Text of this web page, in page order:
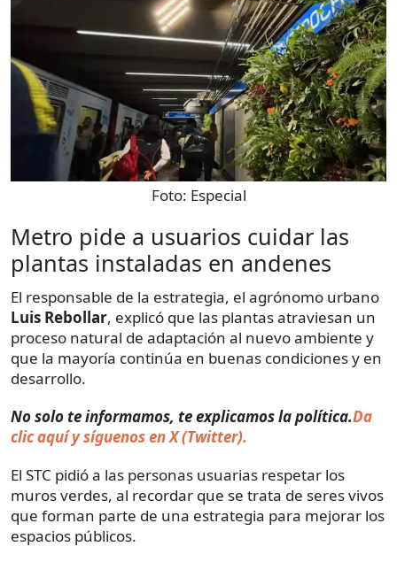
Foto: Especial
Metro pide a usuarios cuidar las
plantas instaladas en andenes
El responsable de la estrategia, el agrónomo urbano
Luis Rebollar, explicó que las plantas atraviesan un
proceso natural de adaptación al nuevo ambiente y
que la mayoría continúa en buenas condiciones y en
desarrollo.
No solo te informamos, te explicamos la política.Da
clic aquí y síguenos en X (Twitter).
El STC pidió a las personas usuarias respetar los
muros verdes, al recordar que se trata de seres vivos
que forman parte de una estrategia para mejorar los
espacios públicos.